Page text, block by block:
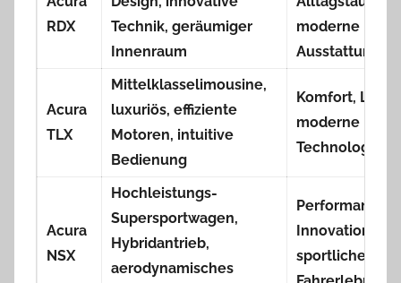
RDX
Technik, geräumiger
Innenraum
moderne
Ausstattung
Acura
TLX
Mittelklasselimousine,
luxuriös, effiziente
Motoren, intuitive
Bedienung
Komfort,
moderne
Technologie
Acura
NSX
Hochleistungs-
Supersportwagen,
Hybridantrieb,
aerodynamisches
Performance,
Innovation,
sportliches